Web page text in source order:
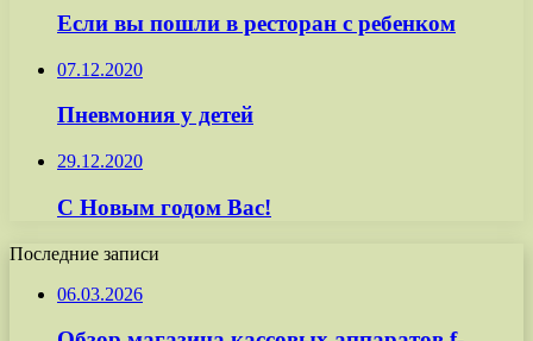
Если вы пошли в ресторан с ребенком
07.12.2020
Пневмония у детей
29.12.2020
С Новым годом Вас!
Последние записи
06.03.2026